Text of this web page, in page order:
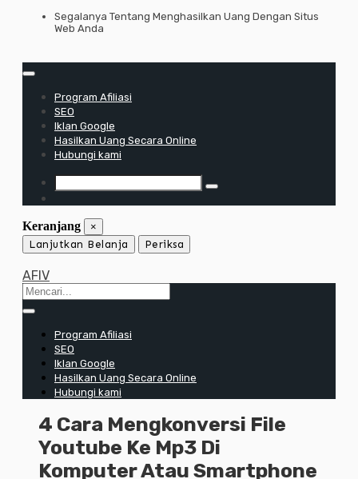
LewatiSegalanya Tentang Menghasilkan Uang Dengan Situs
Web Anda
Program Afiliasi
SEO
Iklan Google
Hasilkan Uang Secara Online
Hubungi kami
Keranjang ×
Lanjutkan Belanja Periksa
AFIV
Program Afiliasi
SEO
Iklan Google
Hasilkan Uang Secara Online
Hubungi kami
4 Cara Mengkonversi File
Youtube Ke Mp3 Di
Komputer Atau Smartphone